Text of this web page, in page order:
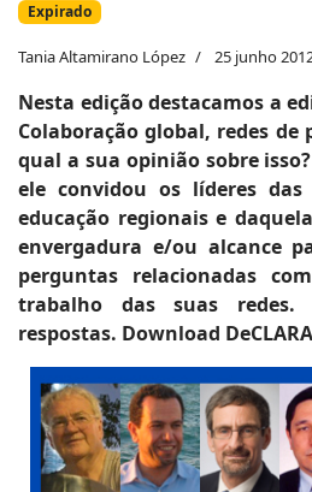
Expirado
Tania Altamirano López 25 junho
Nesta edição destacamos a
Colaboração global, redes de
qual a sua opinião sobre
ele convidou os líderes
educação regionais e
envergadura e/ou alcance
perguntas relacionadas
trabalho das suas
respostas. Download